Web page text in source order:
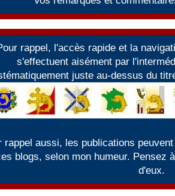
rappel, l'accès rapide et la
s'effectuent aisément par
juste au-dessus du
rappel aussi, les publications
blogs, selon mon humeur. Pensez
d'eux.